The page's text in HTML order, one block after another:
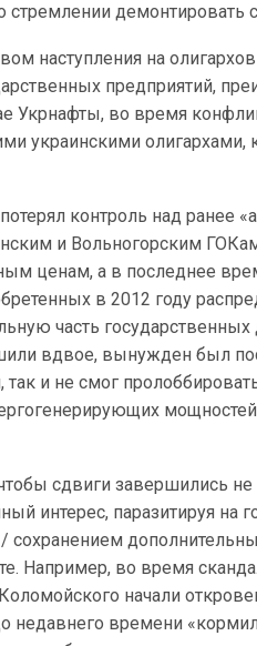
стремлении демонтировать
наступления на олигархов
предприятий,
Укрнафты, во время
украинскими
контроль над ранее
и Вольногорским
ценам, а в последнее
в 2012 году
часть
вдвое, вынужден был
так и не смог
сдвиги завершились
интерес, паразитируя на
Например, во время
начали
недавнего времени